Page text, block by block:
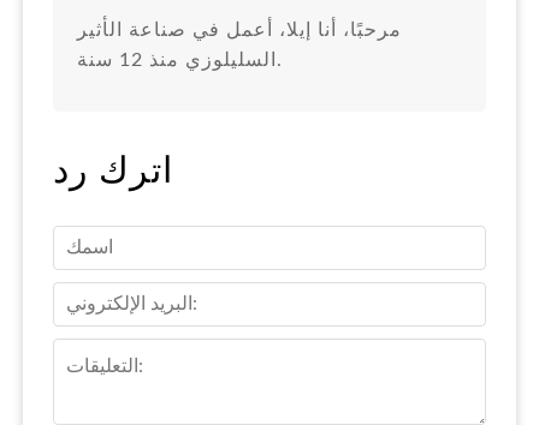
مرحبًا، أنا إيلا، أعمل في صناعة الأثير
السليلوزي منذ 12 سنة.
اترك رد